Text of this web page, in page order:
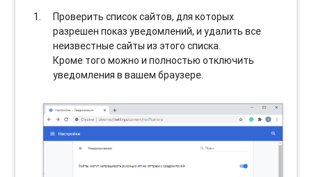
Проверить список сайтов, для которых
разрешен показ уведомлений, и удалить все
неизвестные сайты из этого списка.
Кроме того можно и полностью отключить
уведомления в вашем браузере.